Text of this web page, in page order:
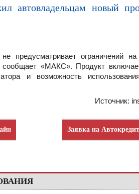
автовладельцам новый
предусматривает ограничений
сообщает «МАКС». Продукт
и возможность
Источник:
Заявка на